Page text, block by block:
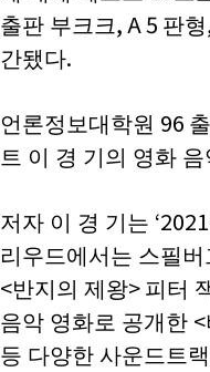
회비 안내
회비납부 현황
출판 부크크, A 5 판형
간됐다.
언론정보대학원 96
트 이 경 기의 영화 음
저자 이 경 기는
리우드에서는 스필버
<반지의 제왕> 피터
음악 영화로 공개한 <
등 다양한 사운드트